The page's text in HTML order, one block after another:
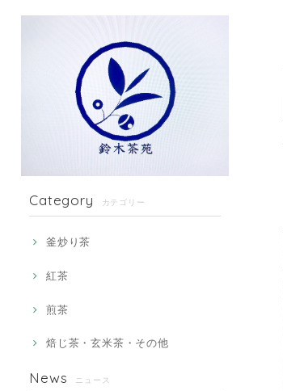
Category カテゴリー
釜炒り茶
紅茶
煎茶
焙じ茶・玄米茶・その他
News ニュース